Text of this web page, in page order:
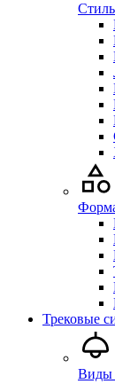
Стиль
Трековые
Виды